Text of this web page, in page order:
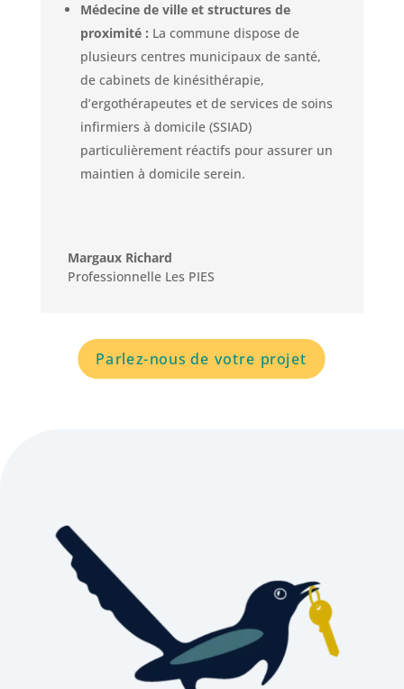
Médecine de ville et structures de
proximité : La commune dispose de
plusieurs centres municipaux de santé,
de cabinets de kinésithérapie,
d’ergothérapeutes et de services de soins
infirmiers à domicile (SSIAD)
particulièrement réactifs pour assurer un
maintien à domicile serein.
Margaux Richard
Professionnelle Les PIES
Parlez-nous de votre projet